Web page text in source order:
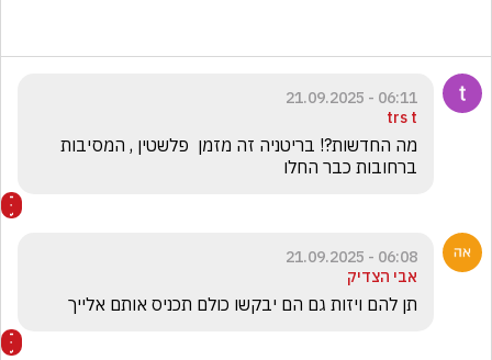
06:11 - 21.09.2025
trs t
ברחובות כבר החלו
06:08 - 21.09.2025
אבי הצדיק
תן להם ויזות גם הם יבקשו כולם תכניס אותם אלייך